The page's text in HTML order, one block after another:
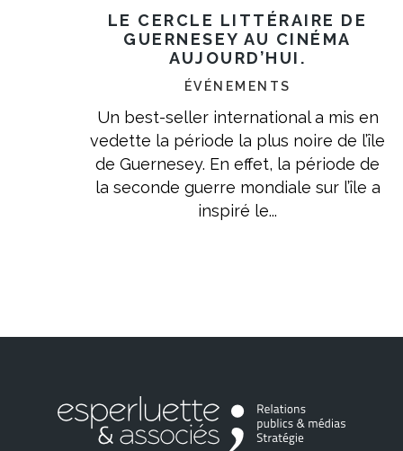
LE CERCLE LITTÉRAIRE DE
GUERNESEY AU CINÉMA
AUJOURD’HUI.
ÉVÉNEMENTS
Un best-seller international a mis en
vedette la période la plus noire de l’île
de Guernesey. En effet, la période de
la seconde guerre mondiale sur l’île a
inspiré le...